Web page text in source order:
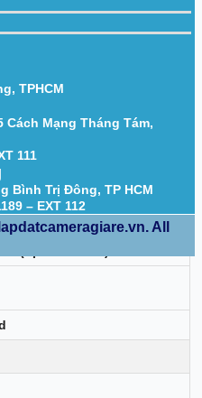
Base-T)
g/n/ax 2.412-2.472 GHz, 2.4
TPHCM
Cách Mạng Tháng Tám,
111
Bình Trị Đông, TP HCM
– EXT 112
All